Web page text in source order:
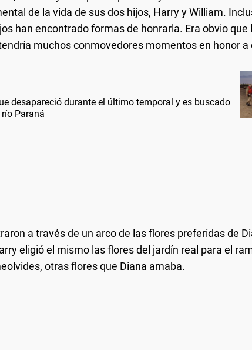
de la vida de sus dos hijos, Harry y William.
han encontrado formas de honrarla. Era obvio que
muchos conmovedores momentos en honor a
desapareció durante el último temporal y es buscado
Paraná
a través de un arco de las flores preferidas de
eligió el mismo las flores del jardín real para el
otras flores que Diana amaba.